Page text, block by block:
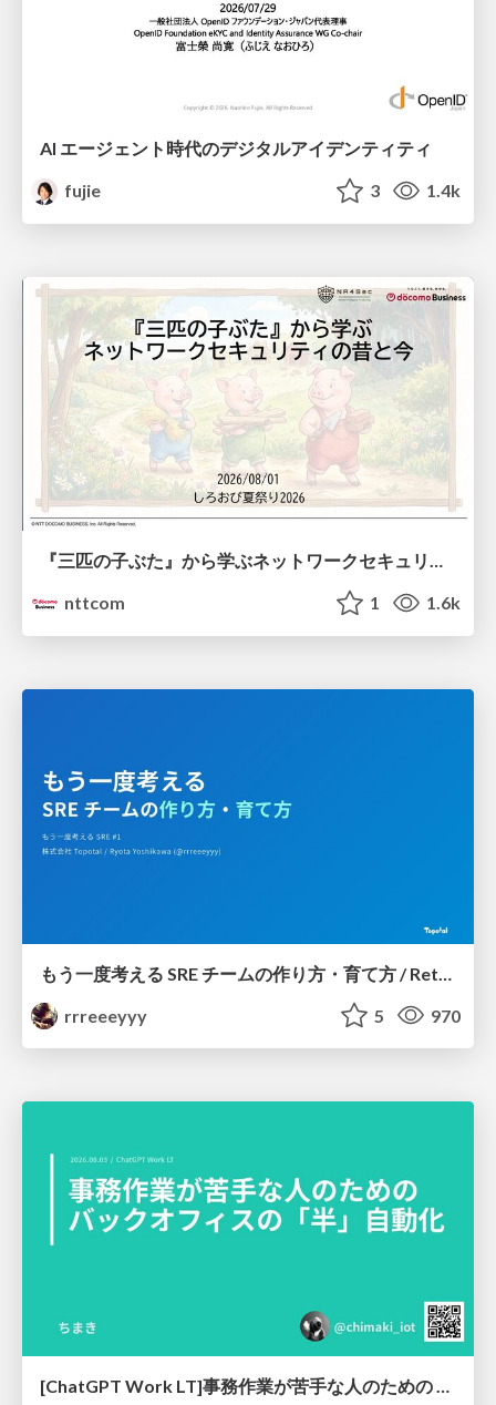
AI エージェント時代のデジタルアイデンティティ
fujie
3 1.4k
『三匹の子ぶた』から学ぶネットワークセキュリティの昔と今 / Network Security: Then and Now Through the Lens of The Three Little Pigs
nttcom
1 1.6k
rrreeeyyy
5 970
[ChatGPT Work LT]事務作業が苦手な人のための バックオフィスの「半」自動化